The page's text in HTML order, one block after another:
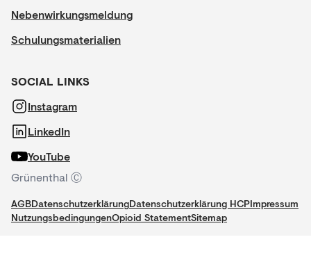
Nebenwirkungsmeldung
Schulungsmaterialien
SOCIAL LINKS
Instagram
LinkedIn
YouTube
Grünenthal Ⓒ
AGBDatenschutzerklärungDatenschutzerklärung HCPImpressum
NutzungsbedingungenOpioid StatementSitemap